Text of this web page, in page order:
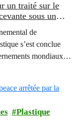
un traité sur le
sous un
de
s’est conclue
mondiaux
d'une référence
aux polymères dans
Plastique